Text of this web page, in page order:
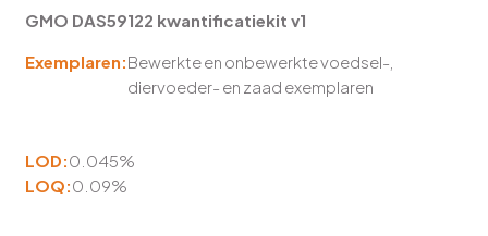
GMO DAS59122 kwantificatiekit v1
Exemplaren:Bewerkte en onbewerkte voedsel-,
diervoeder- en zaad exemplaren
LOD:0.045%
LOQ:0.09%